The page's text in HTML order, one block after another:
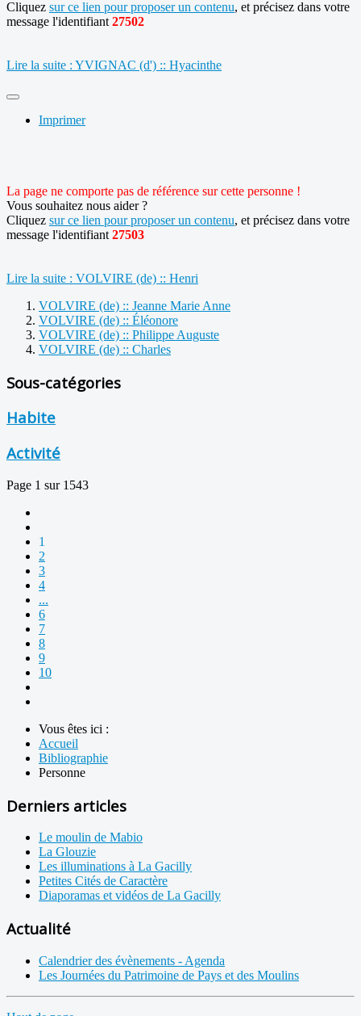
Cliquez sur ce lien pour proposer un contenu, et précisez dans votre
message l'identifiant 27502
Lire la suite : YVIGNAC (d') :: Hyacinthe
Imprimer
La page ne comporte pas de référence sur cette personne !
Vous souhaitez nous aider ?
Cliquez sur ce lien pour proposer un contenu, et précisez dans votre
message l'identifiant 27503
Lire la suite : VOLVIRE (de) :: Henri
VOLVIRE (de) :: Jeanne Marie Anne
VOLVIRE (de) :: Éléonore
VOLVIRE (de) :: Philippe Auguste
VOLVIRE (de) :: Charles
Sous-catégories
Habite
Activité
Page 1 sur 1543
1
2
3
4
...
6
7
8
9
10
Vous êtes ici :
Accueil
Bibliographie
Personne
Derniers articles
Le moulin de Mabio
La Glouzie
Les illuminations à La Gacilly
Petites Cités de Caractère
Diaporamas et vidéos de La Gacilly
Actualité
Calendrier des évènements - Agenda
Les Journées du Patrimoine de Pays et des Moulins